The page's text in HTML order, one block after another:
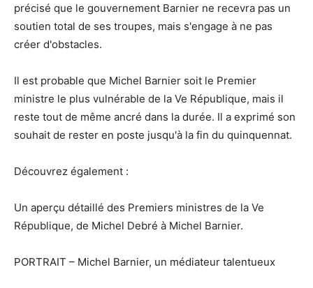
précisé que le gouvernement Barnier ne recevra pas un
soutien total de ses troupes, mais s'engage à ne pas
créer d'obstacles.
Il est probable que Michel Barnier soit le Premier
ministre le plus vulnérable de la Ve République, mais il
reste tout de même ancré dans la durée. Il a exprimé son
souhait de rester en poste jusqu'à la fin du quinquennat.
Découvrez également :
Un aperçu détaillé des Premiers ministres de la Ve
République, de Michel Debré à Michel Barnier.
PORTRAIT – Michel Barnier, un médiateur talentueux